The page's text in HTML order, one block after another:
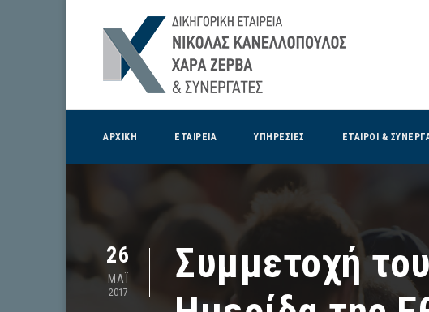
ΑΡΧΙΚΗ ΕΤΑΙΡΕΙΑ ΥΠΗΡΕΣΙΕΣ ΕΤΑΙΡΟΙ &
26
ΜΑΪ
2017
Συμμετοχή